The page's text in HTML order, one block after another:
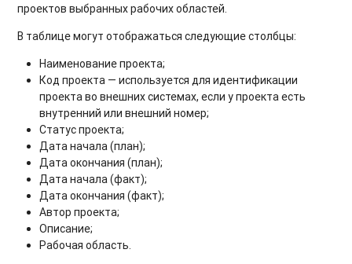
проектов выбранных рабочих областей.
В таблице могут отображаться следующие столбцы:
Наименование проекта;
Код проекта — используется для идентификации
проекта во внешних системах, если у проекта есть
внутренний или внешний номер;
Статус проекта;
Дата начала (план);
Дата окончания (план);
Дата начала (факт);
Дата окончания (факт);
Автор проекта;
Описание;
Рабочая область.